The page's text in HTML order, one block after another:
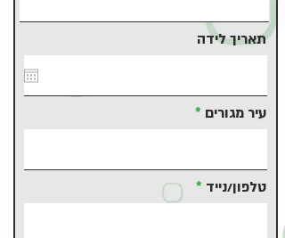
תאריך לידה
עיר מגורים
טלפון/נייד